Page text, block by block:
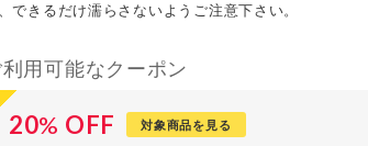
できるだけ濡らさないようご注意下さい。
利用可能なクーポン
20% OFF 対象商品を見る